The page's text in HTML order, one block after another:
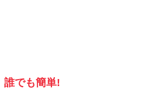
誰でも簡単!